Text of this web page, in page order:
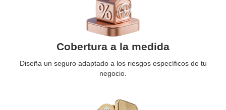
Cobertura a la medida
Diseña un seguro adaptado a los riesgos específicos de tu
negocio.